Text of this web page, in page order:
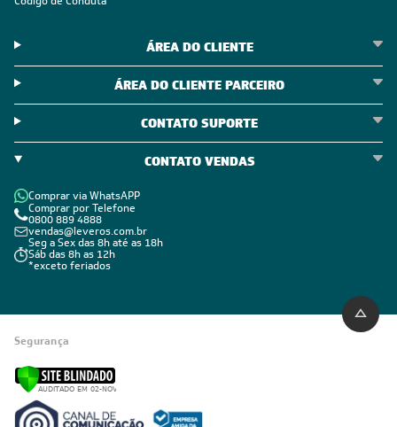
ÁREA DO CLIENTE
ÁREA DO CLIENTE PARCEIRO
CONTATO SUPORTE
CONTATO VENDAS
Comprar via WhatsAPP
Comprar por Telefone
0800 889 4888
vendas@leveros.com.br
Seg a Sex das 8h até as 18h
Sáb das 8h as 12h
*exceto feriados
Segurança